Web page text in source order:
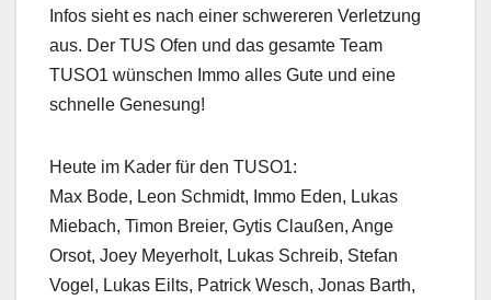
Infos sieht es nach einer schwereren Verletzung
aus. Der TUS Ofen und das gesamte Team
TUSO1 wünschen Immo alles Gute und eine
schnelle Genesung!
Heute im Kader für den TUSO1:
Max Bode, Leon Schmidt, Immo Eden, Lukas
Miebach, Timon Breier, Gytis Claußen, Ange
Orsot, Joey Meyerholt, Lukas Schreib, Stefan
Vogel, Lukas Eilts, Patrick Wesch, Jonas Barth,